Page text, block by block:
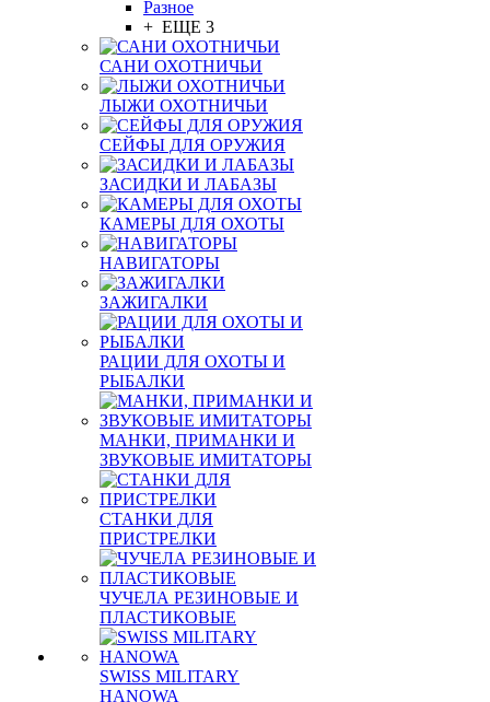
Разное
+ ЕЩЕ 3
САНИ ОХОТНИЧЬИ
ЛЫЖИ ОХОТНИЧЬИ
СЕЙФЫ ДЛЯ ОРУЖИЯ
ЗАСИДКИ И ЛАБАЗЫ
КАМЕРЫ ДЛЯ ОХОТЫ
НАВИГАТОРЫ
ЗАЖИГАЛКИ
РАЦИИ ДЛЯ ОХОТЫ И
РЫБАЛКИ
МАНКИ, ПРИМАНКИ И
ЗВУКОВЫЕ ИМИТАТОРЫ
СТАНКИ ДЛЯ
ПРИСТРЕЛКИ
ЧУЧЕЛА РЕЗИНОВЫЕ И
ПЛАСТИКОВЫЕ
SWISS MILITARY
HANOWA